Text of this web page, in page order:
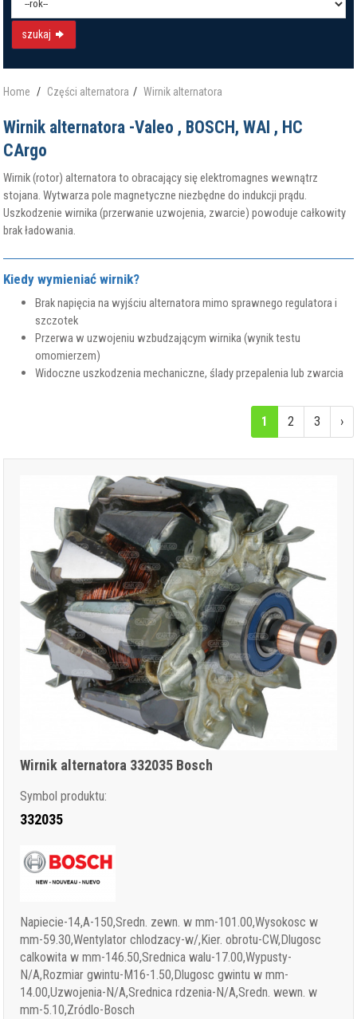
szukaj
Home Części alternatora Wirnik alternatora
Wirnik alternatora -Valeo , BOSCH, WAI , HC
CArgo
Wirnik (rotor) alternatora to obracający się elektromagnes wewnątrz
stojana. Wytwarza pole magnetyczne niezbędne do indukcji prądu.
Uszkodzenie wirnika (przerwanie uzwojenia, zwarcie) powoduje całkowity
brak ładowania.
Kiedy wymieniać wirnik?
Brak napięcia na wyjściu alternatora mimo sprawnego regulatora i
szczotek
Przerwa w uzwojeniu wzbudzającym wirnika (wynik testu
omomierzem)
Widoczne uszkodzenia mechaniczne, ślady przepalenia lub zwarcia
1 2 3 ›
Wirnik alternatora 332035 Bosch
Symbol produktu:
332035
Napiecie-14,A-150,Sredn. zewn. w mm-101.00,Wysokosc w
mm-59.30,Wentylator chlodzacy-w/,Kier. obrotu-CW,Dlugosc
calkowita w mm-146.50,Srednica walu-17.00,Wypusty-
N/A,Rozmiar gwintu-M16-1.50,Dlugosc gwintu w mm-
14.00,Uzwojenia-N/A,Srednica rdzenia-N/A,Sredn. wewn. w
mm-5.10,Zródlo-Bosch